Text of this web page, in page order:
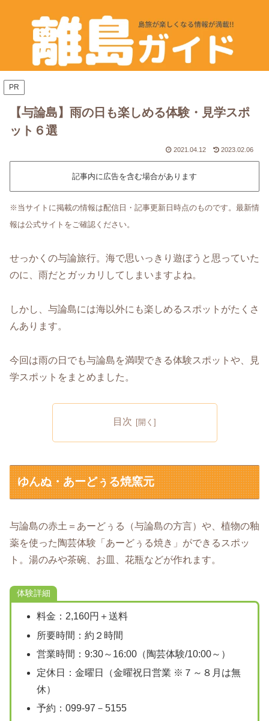
PR
【与論島】雨の日も楽しめる体験・見学スポ
ット６選
2021.04.12 2023.02.06
記事内に広告を含む場合があります
※当サイトに掲載の情報は配信日・記事更新日時点のものです。最新情
報は公式サイトをご確認ください。
せっかくの与論旅行。海で思いっきり遊ぼうと思っていた
のに、雨だとガッカリしてしまいますよね。
しかし、与論島には海以外にも楽しめるスポットがたくさ
んあります。
今回は雨の日でも与論島を満喫できる体験スポットや、見
学スポットをまとめました。
目次
ゆんぬ・あーどぅる焼窯元
与論島の赤土＝あーどぅる（与論島の方言）や、植物の釉
薬を使った陶芸体験「あーどぅる焼き」ができるスポッ
ト。湯のみや茶碗、お皿、花瓶などが作れます。
体験詳細
料金：2,160円＋送料
所要時間：約２時間
営業時間：9:30～16:00（陶芸体験/10:00～）
定休日：金曜日（金曜祝日営業 ※７～８月は無
休）
予約：099-97－5155